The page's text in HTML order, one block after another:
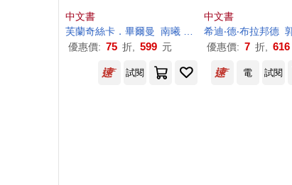
作，全球狂銷破百萬冊】
中文書
芙蘭奇絲卡．畢爾曼
南曦 王從兵 高瑩
優惠價: 75 折, 599 元
法，甜點主廚的
業指南
中文書
希迪‧德‧布拉邦德
優惠價: 7 折, 616
試閱 電 試閱